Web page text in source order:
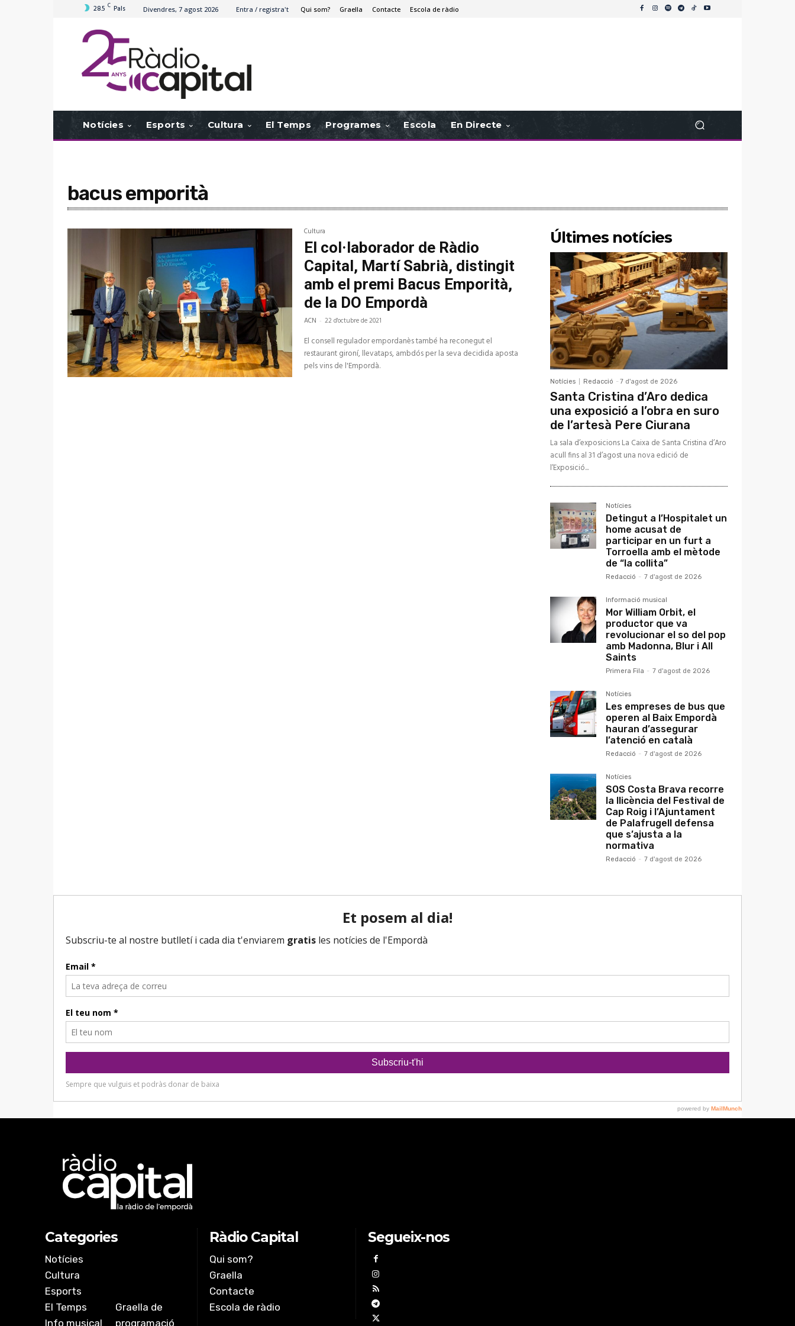
28.5 C Pals Divendres, 7 agost 2026 Entra / registra't Qui som? Graella Contacte Escola de ràdio
Notícies Esports Cultura El Temps Programes Escola En Directe
bacus emporità
Cultura
El col·laborador de Ràdio
Capital, Martí Sabrià, distingit
amb el premi Bacus Emporità,
de la DO Empordà
ACN - 22 d'octubre de 2021
El consell regulador empordanès també ha reconegut el
restaurant gironí, llevataps, ambdós per la seva decidida aposta
pels vins de l'Empordà.
Últimes notícies
Notícies Redacció - 7 d'agost de 2026
Santa Cristina d’Aro dedica
una exposició a l’obra en suro
de l’artesà Pere Ciurana
La sala d’exposicions La Caixa de Santa Cristina d’Aro
acull fins al 31 d’agost una nova edició de
l’Exposició...
Notícies
Detingut a l’Hospitalet un
home acusat de
participar en un furt a
Torroella amb el mètode
de “la collita”
Redacció - 7 d'agost de 2026
Informació musical
Mor William Orbit, el
productor que va
revolucionar el so del pop
amb Madonna, Blur i All
Saints
Primera Fila - 7 d'agost de 2026
Notícies
Les empreses de bus que
operen al Baix Empordà
hauran d’assegurar
l’atenció en català
Redacció - 7 d'agost de 2026
Notícies
SOS Costa Brava recorre
la llicència del Festival de
Cap Roig i l’Ajuntament
de Palafrugell defensa
que s’ajusta a la
normativa
Redacció - 7 d'agost de 2026
Categories
Notícies
Cultura
Esports
El Temps
Info musical
Graella de
programació
Ràdio Capital
Qui som?
Graella
Contacte
Escola de ràdio
Segueix-nos